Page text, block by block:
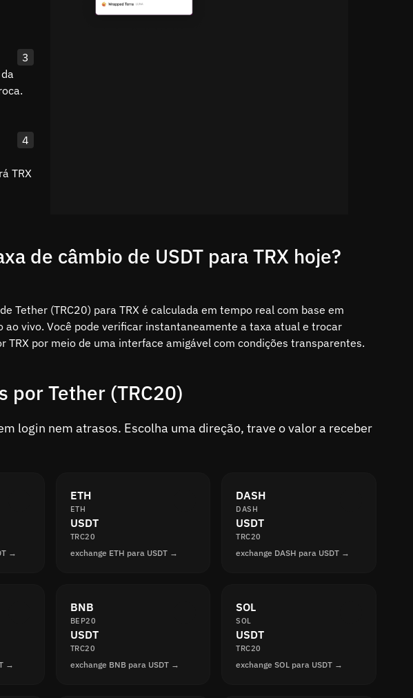
3
4
TRX
de câmbio de USDT para TRX hoje?
Tether (TRC20) para TRX é calculada em tempo real com base em
ao vivo. Você pode verificar instantaneamente a taxa atual e trocar
TRX por meio de uma interface amigável com condições transparentes.
por Tether (TRC20)
login nem atrasos. Escolha uma direção, trave o valor a receber
→
ETH
ETH
USDT
TRC20
exchange ETH para USDT →
DASH
DASH
USDT
TRC20
exchange DASH para USDT →
→
BNB
BEP20
USDT
TRC20
exchange BNB para USDT →
SOL
SOL
USDT
TRC20
exchange SOL para USDT →